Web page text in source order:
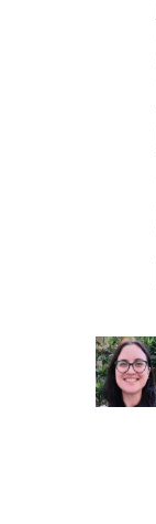
discriminação